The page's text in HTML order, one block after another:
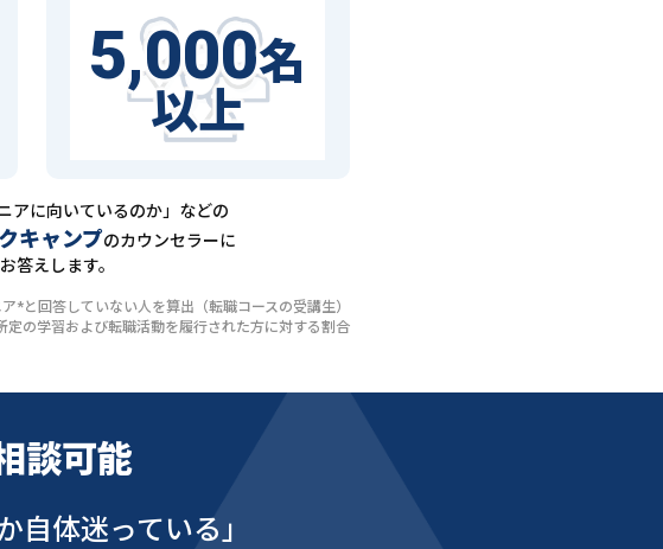
5,000名
以上
アに向いているのか」などの
キャンプのカウンセラーに
答えします。
回答していない人を算出（転職コースの受講生）
学習および転職活動を履行された方に対する割合
談可能
自体迷っている」